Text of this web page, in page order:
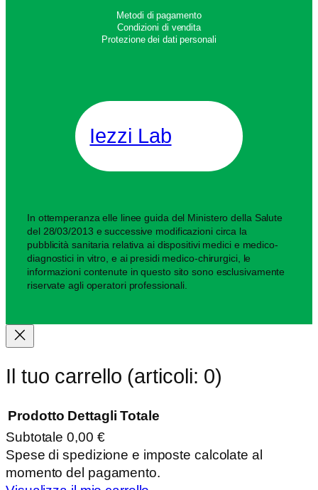
Metodi di pagamento
Condizioni di vendita
Protezione dei dati personali
Iezzi Lab
In ottemperanza elle linee guida del Ministero della Salute
del 28/03/2013 e successive modificazioni circa la
pubblicità sanitaria relativa ai dispositivi medici e medico-
diagnostici in vitro, e ai presidi medico-chirurgici, le
informazioni contenute in questo sito sono esclusivamente
riservate agli operatori professionali.
Il tuo carrello (articoli: 0)
Prodotti
nel
Prodotto Dettagli Totale
Subtotale0,00 €
Spese di spedizione e imposte calcolate al
momento del pagamento.